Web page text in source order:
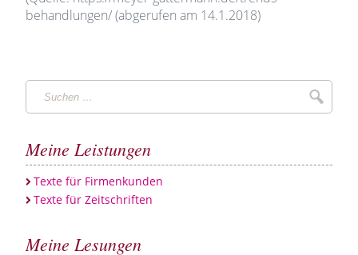
behandlungen/ (abgerufen am 14.1.2018)
Suchen
…
Meine Leistungen
Texte für Firmenkunden
Texte für Zeitschriften
Meine Lesungen